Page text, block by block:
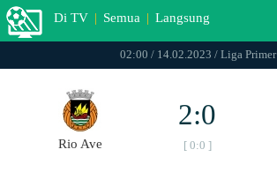
Di TV | Semua | Langsung
02:00 / 14.02.2023 / Liga Primer
Rio Ave
2:0
[ 0:0 ]